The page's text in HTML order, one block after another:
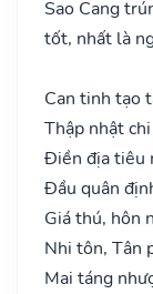
Sao Cang
tốt, nhất là
Can tinh tạo
Thập nhật
Điền địa tiêu
Đầu quân
Giá thú, hôn
Nhi tôn, Tân
Mai táng